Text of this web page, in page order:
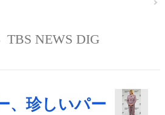
TBS NEWS DIG
、珍しいパー